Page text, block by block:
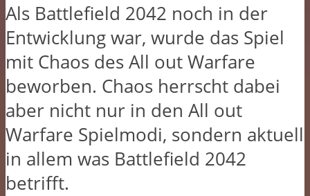
Als Battlefield 2042 noch in der
Entwicklung war, wurde das Spiel
mit Chaos des All out Warfare
beworben. Chaos herrscht dabei
aber nicht nur in den All out
Warfare Spielmodi, sondern aktuell
in allem was Battlefield 2042
betrifft.